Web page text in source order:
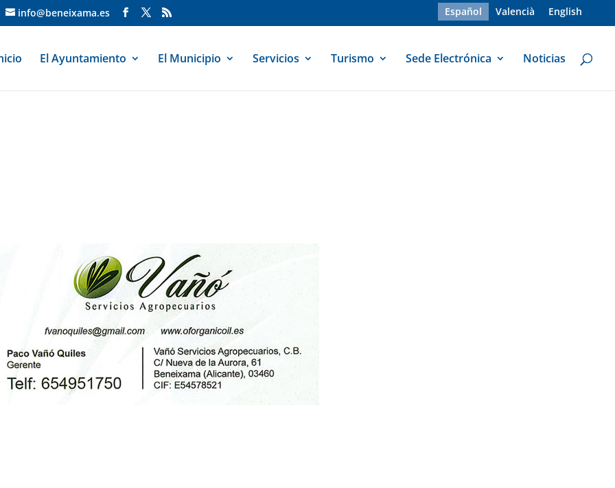
info@beneixama.es Español Valencià English
El Ayuntamiento El Municipio Servicios Turismo Sede Electrónica Noticias